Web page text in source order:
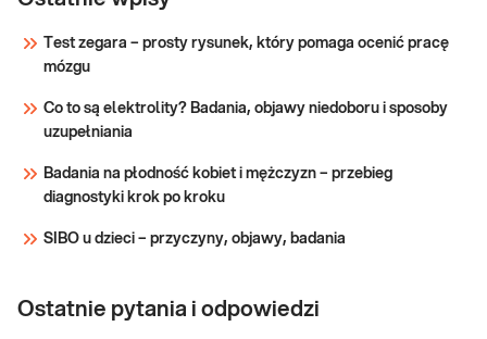
nerek i układu moczowego oraz nieprawidłowości
Test zegara – prosty rysunek, który pomaga ocenić pracę
mózgu
Co to są elektrolity? Badania, objawy niedoboru i sposoby
uzupełniania
Badania na płodność kobiet i mężczyzn – przebieg
diagnostyki krok po kroku
SIBO u dzieci – przyczyny, objawy, badania
Ostatnie pytania i odpowiedzi